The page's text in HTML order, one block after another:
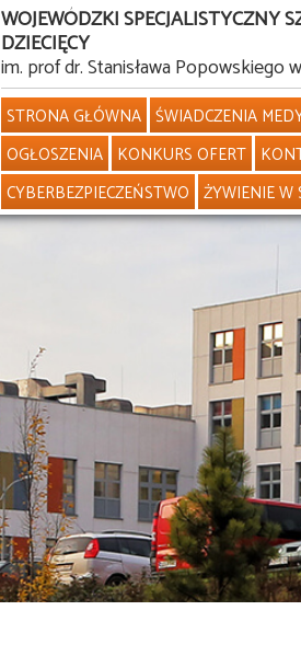
WOJEWÓDZKI SPECJALISTYCZNY
DZIECIĘCY
im. prof dr. Stanisława Popowskiego
STRONA GŁÓWNA ŚWIADCZENIA
OGŁOSZENIA KONKURS OFERT
CYBERBEZPIECZEŃSTWO ŻYWIENIE W